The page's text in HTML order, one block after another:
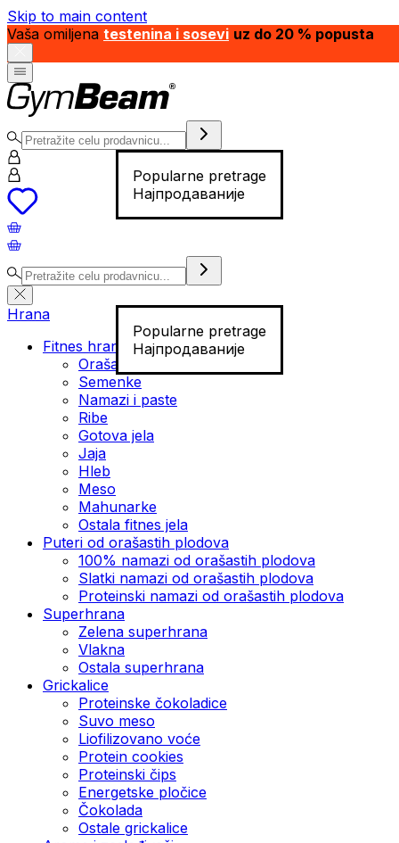
Skip to main content
Vaša omiljena testenina i sosevi uz do 20 % popusta
Popularne pretrage
Најпродаваније
Popularne pretrage
Најпродаваније
Hrana
Fitnes hrana
Orašasti plodovi
Semenke
Namazi i paste
Ribe
Gotova jela
Јаја
Hleb
Meso
Mahunarke
Ostala fitnes jela
Puteri od orašastih plodova
100% namazi od orašastih plodova
Slatki namazi od orašastih plodova
Proteinski namazi od orašastih plodova
Superhrana
Zelena superhrana
Vlakna
Ostala superhrana
Grickalice
Proteinske čokoladice
Suvo meso
Liofilizovano voće
Protein cookies
Proteinski čips
Energetske pločice
Čokolada
Ostale grickalice